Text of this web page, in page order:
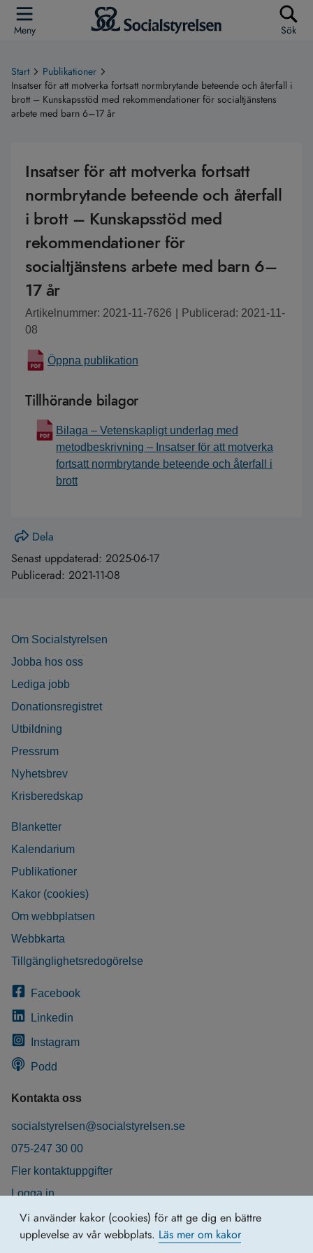
Vi använder kakor (cookies) för att ge dig en bättre
upplevelse av vår webbplats. Läs mer om kakor
Meny Sök
Start
Publikationer
Insatser för att motverka fortsatt normbrytande beteende och återfall i
brott – Kunskapsstöd med rekommendationer för socialtjänstens
arbete med barn 6–17 år
Insatser för att motverka fortsatt
normbrytande beteende och återfall
i brott – Kunskapsstöd med
rekommendationer för
socialtjänstens arbete med barn 6–
17 år
Artikelnummer: 2021-11-7626
Publicerad: 2021-11-
08
Öppna publikation
Tillhörande bilagor
Bilaga – Vetenskapligt underlag med
metodbeskrivning – Insatser för att motverka
fortsatt normbrytande beteende och återfall i
brott
Dela
Senast uppdaterad: 2025-06-17
Publicerad: 2021-11-08
Om Socialstyrelsen
Jobba hos oss
Lediga jobb
Donationsregistret
Utbildning
Pressrum
Nyhetsbrev
Krisberedskap
Blanketter
Kalendarium
Publikationer
Kakor (cookies)
Om webbplatsen
Webbkarta
Tillgänglighetsredogörelse
Facebook
Linkedin
Instagram
Podd
Kontakta oss
socialstyrelsen@socialstyrelsen.se
075-247 30 00
Fler kontaktuppgifter
Logga in
Behandling av personuppgifter